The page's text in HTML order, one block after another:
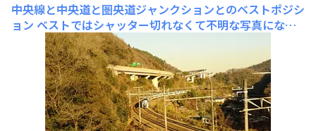
中央線と中央道と圏央道ジャンクションとのベストポジシ
ョン ベストではシャッター切れなくて不明な写真になり
ました✨